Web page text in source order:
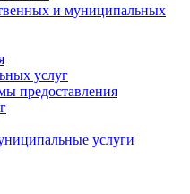
и муниципальных
услуг
предоставления
услуги